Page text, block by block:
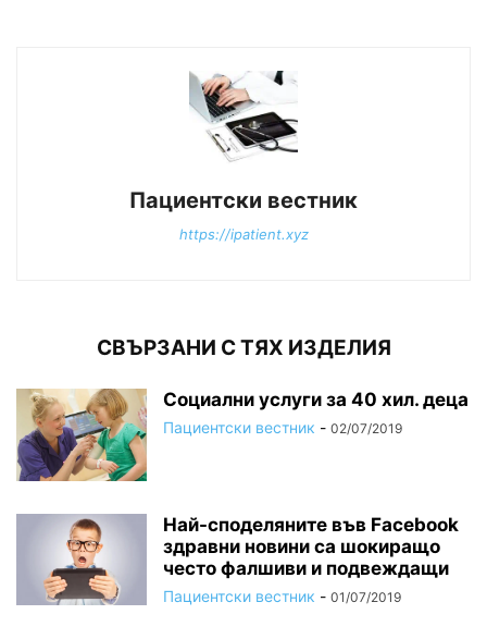
Пациентски вестник
https://ipatient.xyz
СВЪРЗАНИ С ТЯХ ИЗДЕЛИЯ
Социални услуги за 40 хил. деца
Пациентски вестник - 02/07/2019
Най-споделяните във Facebook
здравни новини са шокиращо
често фалшиви и подвеждащи
Пациентски вестник - 01/07/2019